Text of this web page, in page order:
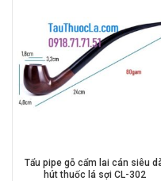
Tẩu pipe gỗ cẩm lai cán siêu
hút thuốc lá sợi CL-302